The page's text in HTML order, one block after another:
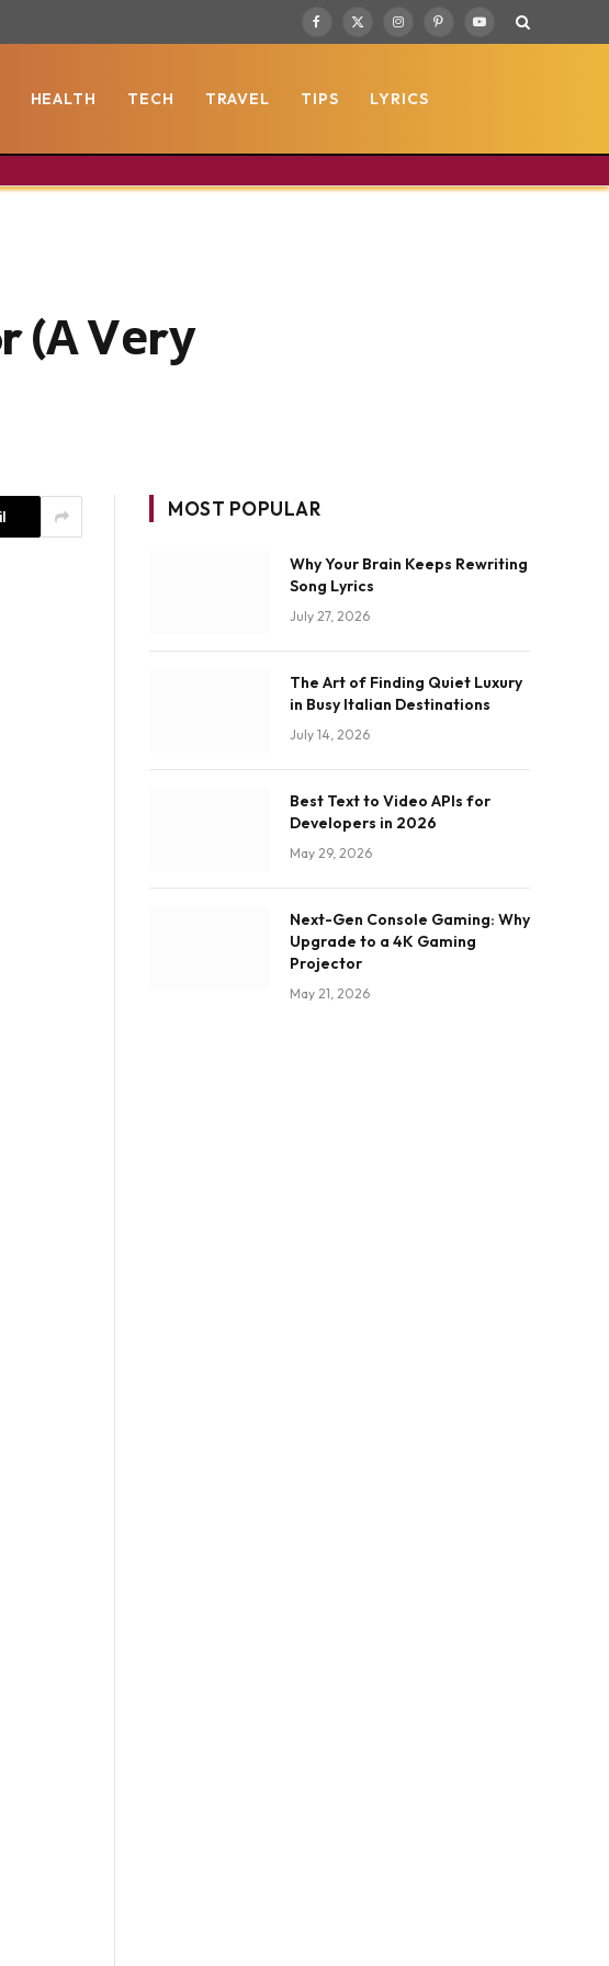
Facebook
X
InstagramPinterestYouTube
HEALTH TECH TRAVEL TIPS LYRICS
(А Vеrу
MOST POPULAR
Why Your Brain Keeps Rewriting
Song Lyrics
July 27, 2026
The Art of Finding Quiet Luxury
in Busy Italian Destinations
July 14, 2026
Best Text to Video APIs for
Developers in 2026
May 29, 2026
Next-Gen Console Gaming: Why
Upgrade to a 4K Gaming
Projector
May 21, 2026